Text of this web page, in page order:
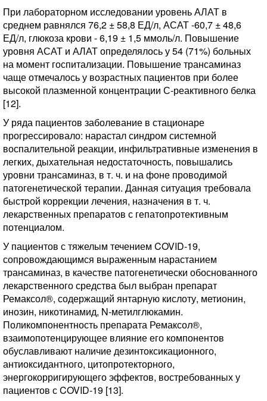
При лабораторном исследовании уровень АЛАТ в
среднем равнялся 76,2 ± 58,8 ЕД/л, АСАТ -60,7 ± 48,6
ЕД/л, глюкоза крови - 6,19 ± 1,5 ммоль/л. Повышение
уровня АСАТ и АЛАТ определялось у 54 (71%) больных
на момент госпитализации. Повышение трансаминаз
чаще отмечалось у возрастных пациентов при более
высокой плазменной концентрации С-реактивного белка
[12].
У ряда пациентов заболевание в стационаре
прогрессировало: нарастал синдром системной
воспалительной реакции, инфильтративные изменения в
легких, дыхательная недостаточность, повышались
уровни трансаминаз, в т. ч. и на фоне проводимой
патогенетической терапии. Данная ситуация требовала
быстрой коррекции лечения, назначения в т. ч.
лекарственных препаратов с гепатопротективным
потенциалом.
У пациентов с тяжелым течением COVID-19,
сопровождающимся выраженным нарастанием
трансаминаз, в качестве патогенетически обоснованного
лекарственного средства был выбран препарат
Ремаксол®, содержащий янтарную кислоту, метионин,
инозин, никотинамид, N-метилглюкамин.
Поликомпонентность препарата Ремаксол®,
взаимопотенцирующее влияние его компонентов
обуславливают наличие дезинтоксикационного,
антиоксидантного, цитопротекторного,
энергокорригирующего эффектов, востребованных у
пациентов с COVID-19 [13].